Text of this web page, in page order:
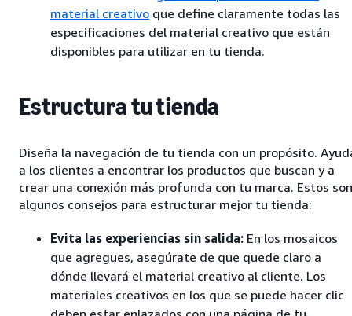
material creativo que define claramente todas las
especificaciones del material creativo que están
disponibles para utilizar en tu tienda.
Estructura tu tienda
Diseña la navegación de tu tienda con un propósito.
a los clientes a encontrar los productos que buscan y a
crear una conexión más profunda con tu marca. Estos son
algunos consejos para estructurar mejor tu tienda:
Evita las experiencias sin salida: En los mosaicos
que agregues, asegúrate de que quede claro a
dónde llevará el material creativo al cliente. Los
materiales creativos en los que se puede hacer clic